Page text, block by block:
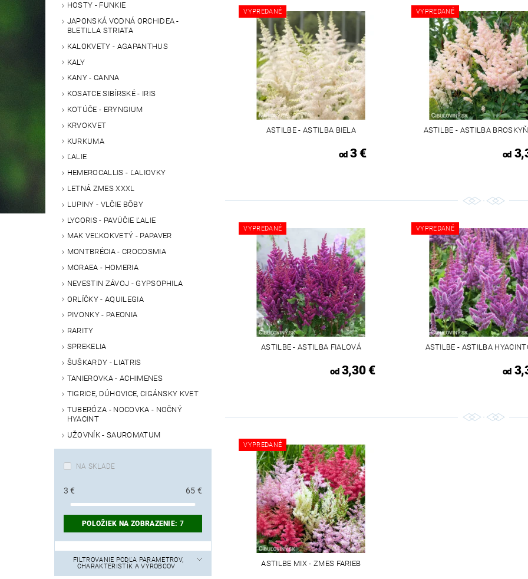
HOSTY - FUNKIE
JAPONSKÁ VODNÁ ORCHIDEA -
BLETILLA STRIATA
KALOKVETY - AGAPANTHUS
KALY
KANY - CANNA
KOSATCE SIBÍRSKÉ - IRIS
KOTÚČE - ERYNGIUM
KRVOKVET
KURKUMA
ĽALIE
HEMEROCALLIS - ĽALIOVKY
LETNÁ ZMES XXXL
LUPINY - VLČIE BÔBY
LYCORIS - PAVÚČIE ĽALIE
MAK VEĽKOKVETÝ - PAPAVER
MONTBRÉCIA - CROCOSMIA
MORAEA - HOMERIA
NEVESTIN ZÁVOJ - GYPSOPHILA
ORLÍČKY - AQUILEGIA
PIVONKY - PAEONIA
RARITY
SPREKELIA
ŠUŠKARDY - LIATRIS
TANIEROVKA - ACHIMENES
TIGRICE, DÚHOVICE, CIGÁNSKY KVET
TUBERÓZA - NOCOVKA - NOČNÝ
HYACINT
UŽOVNÍK - SAUROMATUM
NA SKLADE
3 € 65 €
POLOŽIEK NA ZOBRAZENIE: 7
FILTROVANIE PODĽA PARAMETROV,
CHARAKTERISTÍK A VÝROBCOV
VYPREDANÉ
ASTILBE - ASTILBA BIELA
od3 €
VYPREDANÉ
ASTILBE - ASTILBA
od
VYPREDANÉ
ASTILBE - ASTILBA FIALOVÁ
od3,30 €
VYPREDANÉ
ASTILBE - ASTILBA
od
VYPREDANÉ
ASTILBE MIX - ZMES FARIEB